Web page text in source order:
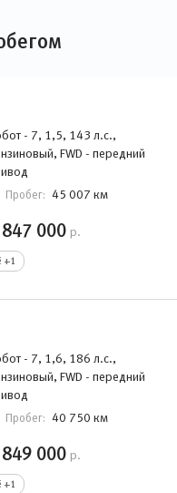
- 7, 1,5, 143 л.с.,
FWD - передний
Пробег: 45 007 км
847 000 р.
+1
- 7, 1,6, 186 л.с.,
FWD - передний
Пробег: 40 750 км
849 000 р.
+1